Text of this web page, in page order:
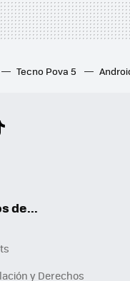
Tecno Pova 5
de...
y Derechos